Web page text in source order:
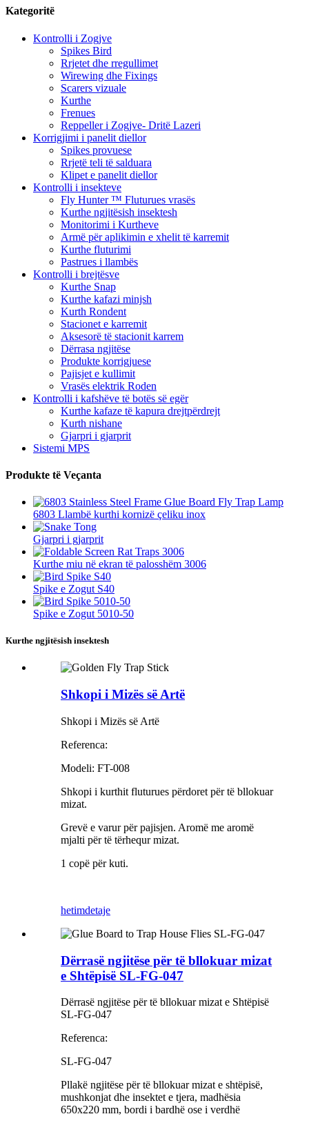
Kategoritë
Kontrolli i Zogjve
Spikes Bird
Rrjetet dhe rregullimet
Wirewing dhe Fixings
Scarers vizuale
Kurthe
Frenues
Reppeller i Zogjve- Dritë Lazeri
Korrigjimi i panelit diellor
Spikes provuese
Rrjetë teli të salduara
Klipet e panelit diellor
Kontrolli i insekteve
Fly Hunter ™ Fluturues vrasës
Kurthe ngjitësish insektesh
Monitorimi i Kurtheve
Armë për aplikimin e xhelit të karremit
Kurthe fluturimi
Pastrues i llambës
Kontrolli i brejtësve
Kurthe Snap
Kurthe kafazi minjsh
Kurth Rondent
Stacionet e karremit
Aksesorë të stacionit karrem
Dërrasa ngjitëse
Produkte korrigjuese
Pajisjet e kullimit
Vrasës elektrik Roden
Kontrolli i kafshëve të botës së egër
Kurthe kafaze të kapura drejtpërdrejt
Kurth nishane
Gjarpri i gjarprit
Sistemi MPS
Produkte të Veçanta
6803 Llambë kurthi kornizë çeliku inox
Gjarpri i gjarprit
Kurthe miu në ekran të palosshëm 3006
Spike e Zogut S40
Spike e Zogut 5010-50
Kurthe ngjitësish insektesh
Shkopi i Mizës së Artë
Shkopi i Mizës së Artë
Referenca:
Modeli: FT-008
Shkopi i kurthit fluturues përdoret për të bllokuar
mizat.
Grevë e varur për pajisjen. Aromë me aromë
mjalti për të tërhequr mizat.
1 copë për kuti.
hetimdetaje
Dërrasë ngjitëse për të bllokuar mizat
e Shtëpisë SL-FG-047
Dërrasë ngjitëse për të bllokuar mizat e Shtëpisë
SL-FG-047
Referenca:
SL-FG-047
Pllakë ngjitëse për të bllokuar mizat e shtëpisë,
mushkonjat dhe insektet e tjera, madhësia
650x220 mm, bordi i bardhë ose i verdhë